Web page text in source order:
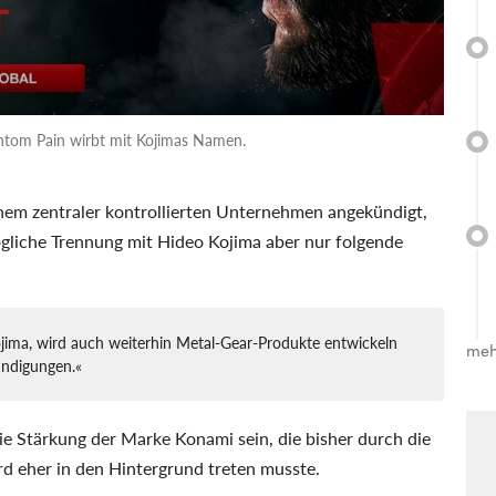
Pain wirbt mit Kojimas Namen.
zentraler kontrollierten Unternehmen angekündigt,
Trennung mit Hideo Kojima aber nur folgende
wird auch weiterhin Metal-Gear-Produkte entwickeln
Stärkung der Marke Konami sein, die bisher durch die
eher in den Hintergrund treten musste.